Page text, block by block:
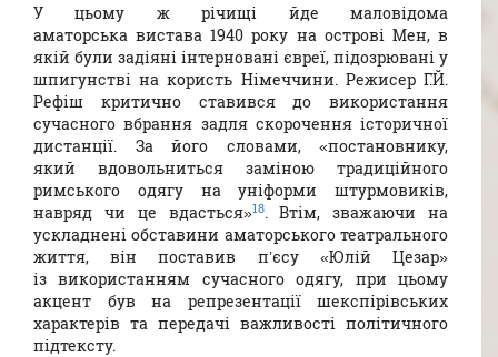
У цьому ж річищі йде маловідома
аматорська вистава 1940 року на острові Мен, в
якій були задіяні інтерновані євреї, підозрювані у
шпигунстві на користь Німеччини. Режисер Г.Й.
Рефіш критично ставився до використання
сучасного вбрання задля скорочення історичної
дистанції. За його словами, «постановнику,
який вдовольниться заміною традиційного
римського одягу на уніформи штурмовиків,
навряд чи це вдасться»18. Втім, зважаючи на
ускладнені обставини аматорського театрального
життя, він поставив п’єсу «Юлій Цезар»
із використанням сучасного одягу, при цьому
акцент був на репрезентації шекспірівських
характерів та передачі важливості політичного
підтексту.